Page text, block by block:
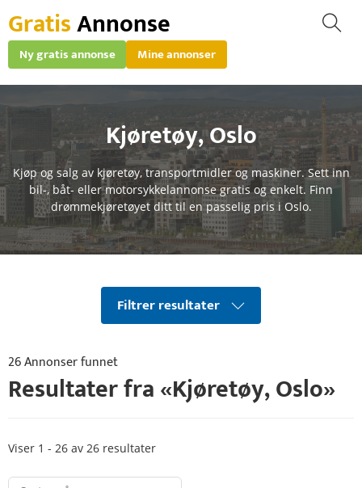
GratisAnnonse
Ny gratis annonse Mine annonser
Kjøretøy,Oslo
Kjøp og salg av kjøretøy, transportmidler og maskiner. Sett inn
bil-, båt- eller motorsykkelannonse gratis og enkelt. Finn
drømmekjøretøyet ditt til en passelig pris i Oslo.
Filtrer resultater
26 Annonser funnet
Resultater fra «Kjøretøy,Oslo»
Viser 1 - 26 av 26 resultater